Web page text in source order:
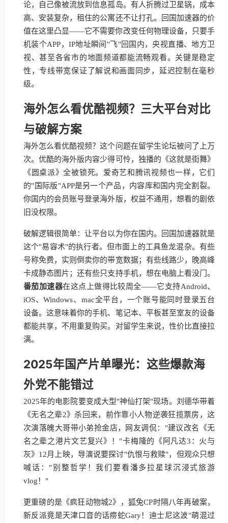
论，自己像被流放到信息孤岛。有人折腾过卫星锅，成本
高、安装复杂，租住的公寓还不让打孔。回国加速器的价
值在这里凸显——它不需要你改变任何物理设备，只要手
机装个APP，IP地址瞬间"飞"回国内，央视直播、地方卫
视、甚至各省市的地面频道都能流畅观看。关键是稳定
性，专线带宽保证了解说和画面同步，延迟控制在毫秒
级。
海外怎么看优酷视频？三大平台对比
与破解方案
海外怎么看优酷视频？这个问题在留学生论坛被问了上万
次。优酷的海外版内容少得可怜，独播的《这就是街舞》
《圆桌派》全被锁死。爱奇艺和腾讯视频也一样，它们
的"国际版"APP是另一个产品，内容库和国内完全割裂。
你国内的会员账号登录海外版，权益不通用，想看的剧依
旧没权限。
破解逻辑很简单：让平台以为你在国内。回国加速器就是
这个"易容术"的执行者。但市面上的工具鱼龙混杂。有些
号称免费，实则倒卖你的带宽数据；有些线路少，晚高峰
卡成静态图片；还有些只支持手机，想在电脑上看没门。
番茄加速器在这点上做得比较周全——它支持Android、
iOS、Windows、mac全平台，一个账号能同时登录五台
设备。这意味着你的手机、笔记本、平板甚至室友的设备
都能共享，不用重复购买。对留学生来说，性价比直接拉
满。
2025年国产片单曝光：这些爆款海
外党不能错过
2025年的电影院要变成大型"神仙打架"现场。刘德华带着
《无名之辈2》杀回来，前作靠小人物逆袭狂揽票房，这
次演落魄大哥带小弟抢金店，网友调侃："建议改名《无
名之辈之港片文艺复兴》！"卡梅隆的《阿凡达3：火与
灰》12月上映，导演说要探讨"仇恨与救赎"，但观众只想
喊话："别整哲学！我们要看潘多拉星球沉浸式旅游
vlog！"
更重磅的是《疯狂动物城2》，狐兔CP时隔八年再破案，
新反派竟是天津口音的话痨蛇Gary！迪士尼这波"萌混过